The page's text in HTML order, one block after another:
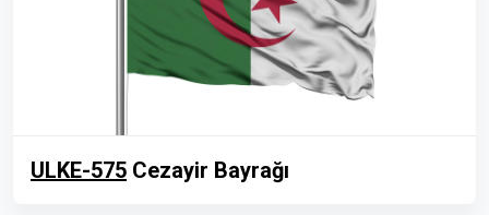
ULKE-575 Cezayir Bayrağı